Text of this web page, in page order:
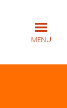
MENU